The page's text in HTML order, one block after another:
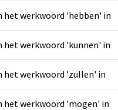
het werkwoord 'hebben' in
het werkwoord 'kunnen' in
het werkwoord 'zullen' in
het werkwoord 'mogen' in